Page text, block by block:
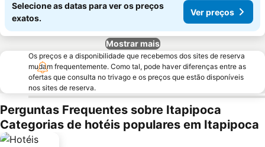
Selecione as datas para ver os preços
exatos.
Ver preços
Mostrar mais
Os preços e a disponibilidade que recebemos dos sites de reserva
mudam frequentemente. Como tal, pode haver diferenças entre as
ofertas que consulta no trivago e os preços que estão disponíveis
nos sites de reserva.
Perguntas Frequentes sobre Itapipoca
Categorias de hotéis populares em Itapipoca